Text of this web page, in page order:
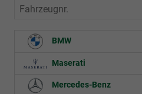
Fahrzeugnr.
BMW
Maserati
Mercedes-Benz